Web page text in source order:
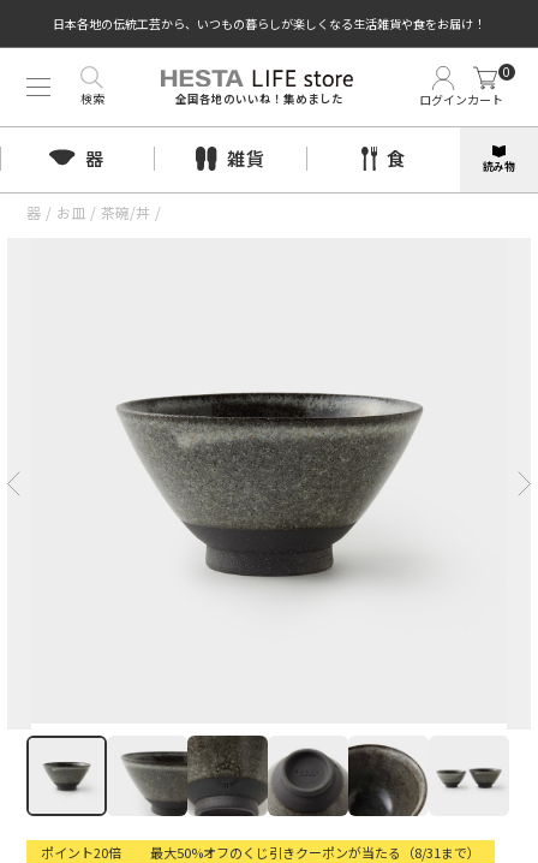
日本各地の伝統工芸から、いつもの暮らしが楽しくなる生活雑貨や食をお届け！
全国各地のいいね！集めました ログインカート
0
検索
器 雑貨 食 読み物
器 / お皿 / 茶碗/丼 /
ポイント20倍 最大50%オフのくじ引きクーポンが当たる（8/31まで）